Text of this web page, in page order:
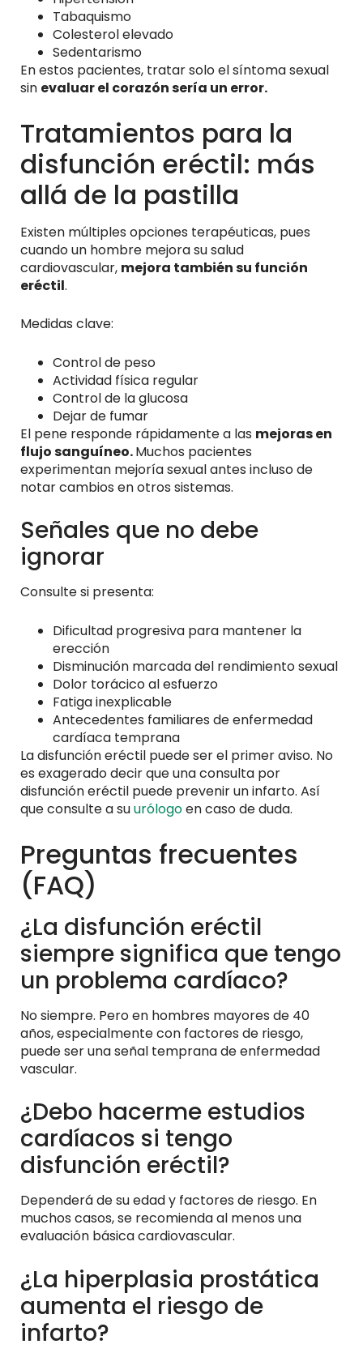
Tabaquismo
Colesterol elevado
Sedentarismo
En estos pacientes, tratar solo el síntoma sexual
sin evaluar el corazón sería un error.
Tratamientos para la
disfunción eréctil: más
allá de la pastilla
Existen múltiples opciones terapéuticas, pues
cuando un hombre mejora su salud
cardiovascular, mejora también su función
eréctil.
Medidas clave:
Control de peso
Actividad física regular
Control de la glucosa
Dejar de fumar
El pene responde rápidamente a las mejoras en
flujo sanguíneo.Muchos pacientes
experimentan mejoría sexual antes incluso de
notar cambios en otros sistemas.
Señales que no debe
ignorar
Consulte si presenta:
Dificultad progresiva para mantener la
erección
Disminución marcada del rendimiento sexual
Dolor torácico al esfuerzo
Fatiga inexplicable
Antecedentes familiares de enfermedad
cardíaca temprana
La disfunción eréctil puede ser el primer aviso. No
es exagerado decir que una consulta por
disfunción eréctil puede prevenir un infarto. Así
que consulte a suurólogoen caso de duda.
Preguntas frecuentes
(FAQ)
¿La disfunción eréctil
siempre significa que tengo
un problema cardíaco?
No siempre. Pero en hombres mayores de 40
años, especialmente con factores de riesgo,
puede ser una señal temprana de enfermedad
vascular.
¿Debo hacerme estudios
cardíacos si tengo
disfunción eréctil?
Dependerá de su edad y factores de riesgo. En
muchos casos, se recomienda al menos una
evaluación básica cardiovascular.
¿La hiperplasia prostática
aumenta el riesgo de
infarto?